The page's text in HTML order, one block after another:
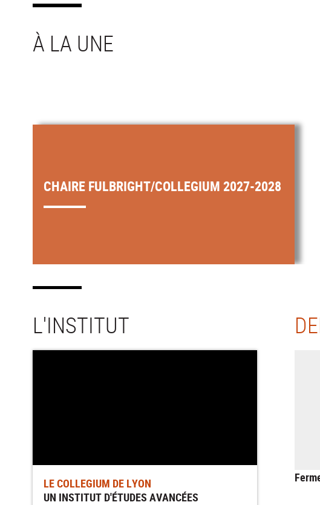
CHAIRE FULBRIGHT/COLLEGIUM 2027-2028
L'INSTITUT
LE COLLEGIUM DE LYON
UN INSTITUT D'ÉTUDES AVANCÉES